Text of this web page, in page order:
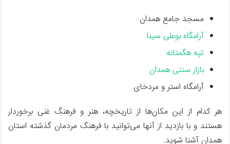
مسجد جامع همدان
آرامگاه بوعلی سینا
تپه هگمتانه
بازار سنتی همدان
آرامگاه استر و مردخای
هر کدام از این مکان‌ها از تاریخچه، هنر و فرهنگ غنی برخوردار
هستند و با بازدید از آنها می‌توانید با فرهنگ مردمان گذشته استان
همدان آشنا شوید.